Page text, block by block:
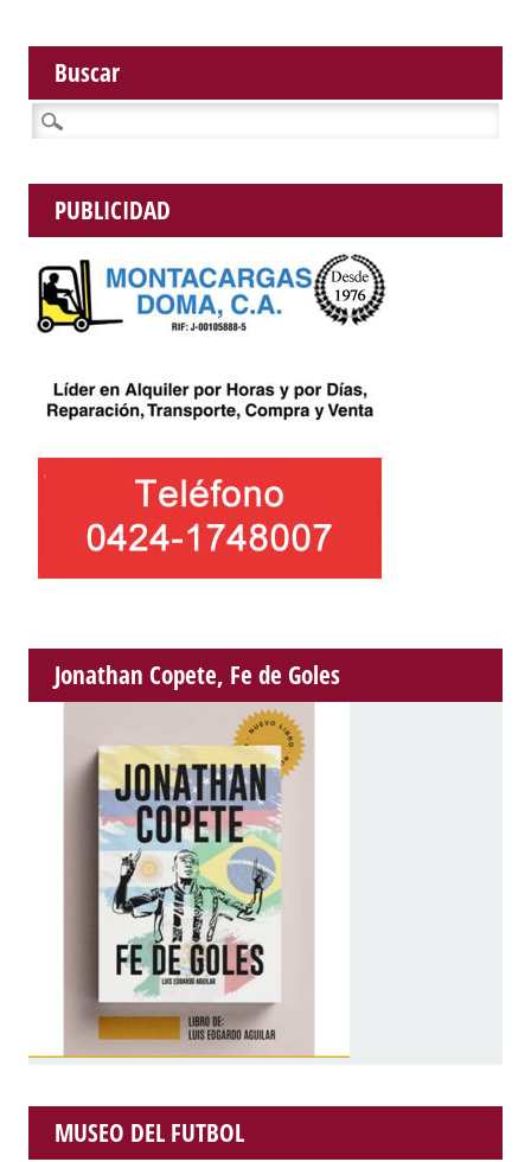
Buscar
Buscar:
PUBLICIDAD
Jonathan Copete, Fe de Goles
MUSEO DEL FUTBOL